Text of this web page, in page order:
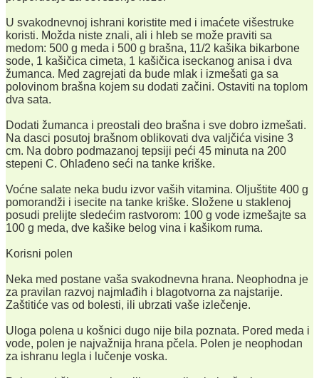
U svakodnevnoj ishrani koristite med i imaćete višestruke
koristi. Možda niste znali, ali i hleb se može praviti sa
medom: 500 g meda i 500 g brašna, 11/2 kašika bikarbone
sode, 1 kašičica cimeta, 1 kašičica iseckanog anisa i dva
žumanca. Med zagrejati da bude mlak i izmešati ga sa
polovinom brašna kojem su dodati začini. Ostaviti na toplom
dva sata.
Dodati žumanca i preostali deo brašna i sve dobro izmešati.
Na dasci posutoj brašnom oblikovati dva valjčića visine 3
cm. Na dobro podmazanoj tepsiji peći 45 minuta na 200
stepeni C. Ohlađeno seći na tanke kriške.
Voćne salate neka budu izvor vaših vitamina. Oljuštite 400 g
pomorandži i isecite na tanke kriške. Složene u staklenoj
posudi prelijte sledećim rastvorom: 100 g vode izmešajte sa
100 g meda, dve kašike belog vina i kašikom ruma.
Korisni polen
Neka med postane vaša svakodnevna hrana. Neophodna je
za pravilan razvoj najmlađih i blagotvorna za najstarije.
Zaštitiće vas od bolesti, ili ubrzati vaše izlečenje.
Uloga polena u košnici dugo nije bila poznata. Pored meda i
vode, polen je najvažnija hrana pčela. Polen je neophodan
za ishranu legla i lučenje voska.